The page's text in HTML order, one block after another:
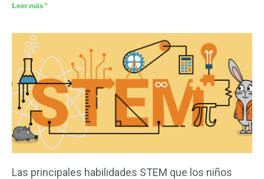
Leer más "
Las principales habilidades STEM que los niños